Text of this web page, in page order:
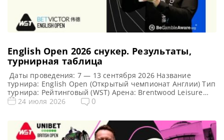
English Open 2026 cнукер. Результаты,
турнирная таблица
Даты проведения: 7 — 13 сентября 2026 Название
турнира: English Open (Открытый чемпионат Англии) Тип
турнира: Рейтинговый (WST) Арена: Brentwood Leisure
Centre Место проведения (населенный пункт, город,
Марк Аллен ( 2025 ) Турнирная таблица English Open
2026: Открытый чемпионат Англии 2026 — турнирная […]
24 июля 2026 0